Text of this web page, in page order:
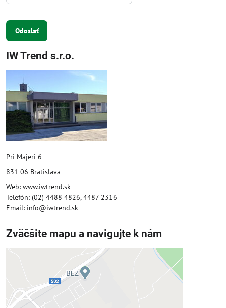
Odoslať
IW Trend s.r.o.
Pri Majeri 6
831 06 Bratislava
Web: www.iwtrend.sk
Telefón: (02) 4488 4826, 4487 2316
Email: info@iwtrend.sk
Zväčšite mapu a navigujte k nám
Externý obsah je blokovaný